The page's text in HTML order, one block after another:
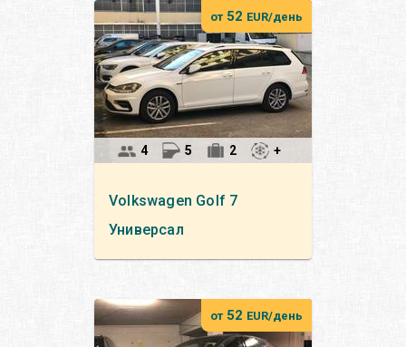
Volkswagen Golf 7
Универсал
от 52 EUR/день
4 5 2 +
от 52 EUR/день